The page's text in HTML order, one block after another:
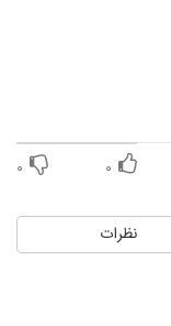
۰ ۰
نظرات